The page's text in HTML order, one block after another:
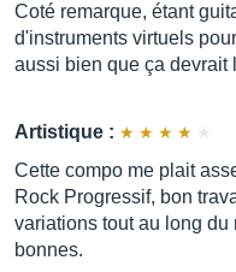
Coté remarque, étant
d'instruments virtuels
aussi bien que ça devrait
Artistique :
Cette compo me plait
Rock Progressif, bon
variations tout au long
bonnes.